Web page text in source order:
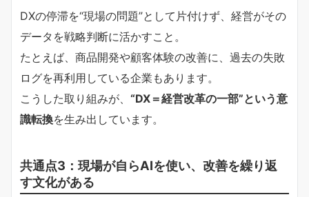
DXの停滞を“現場の問題”として片付けず、経営がその
データを戦略判断に活かすこと。
たとえば、商品開発や顧客体験の改善に、過去の失敗
ログを再利用している企業もあります。
こうした取り組みが、 “DX＝経営改革の一部”という意
識転換を生み出しています。
共通点3：現場が自らAIを使い、改善を繰り返
す文化がある